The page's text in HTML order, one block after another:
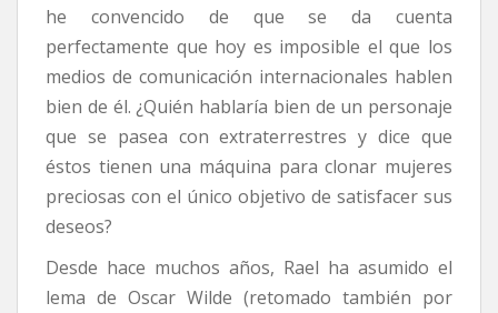
he convencido de que se da cuenta
perfectamente que hoy es imposible el que los
medios de comunicación internacionales hablen
bien de él. ¿Quién hablaría bien de un personaje
que se pasea con extraterrestres y dice que
éstos tienen una máquina para clonar mujeres
preciosas con el único objetivo de satisfacer sus
deseos?
Desde hace muchos años, Rael ha asumido el
lema de Oscar Wilde (retomado también por